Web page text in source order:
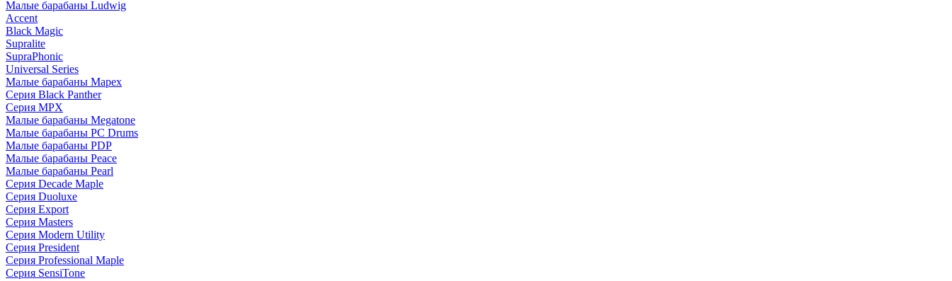
Малые барабаны Ludwig
Accent
Black Magic
Supralite
SupraPhonic
Universal Series
Малые барабаны Mapex
Серия Black Panther
Серия MPX
Малые барабаны Megatone
Малые барабаны PC Drums
Малые барабаны PDP
Малые барабаны Peace
Малые барабаны Pearl
Серия Decade Maple
Серия Duoluxe
Серия Export
Серия Masters
Серия Modern Utility
Серия President
Серия Professional Maple
Серия SensiTone